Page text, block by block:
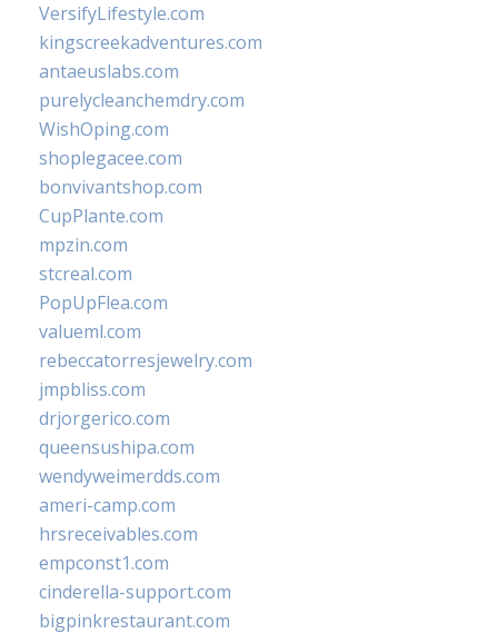
VersifyLifestyle.com
kingscreekadventures.com
antaeuslabs.com
purelycleanchemdry.com
WishOping.com
shoplegacee.com
bonvivantshop.com
CupPlante.com
mpzin.com
stcreal.com
PopUpFlea.com
valueml.com
rebeccatorresjewelry.com
jmpbliss.com
drjorgerico.com
queensushipa.com
wendyweimerdds.com
ameri-camp.com
hrsreceivables.com
empconst1.com
cinderella-support.com
bigpinkrestaurant.com